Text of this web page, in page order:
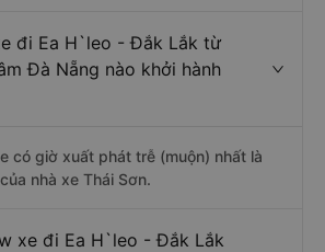
đi Ea H`leo - Đắk Lắk từ
Đà Nẵng nào khởi hành
có giờ xuất phát trễ (muộn) nhất là
nhà xe Thái Sơn.
xe đi Ea H`leo - Đắk Lắk